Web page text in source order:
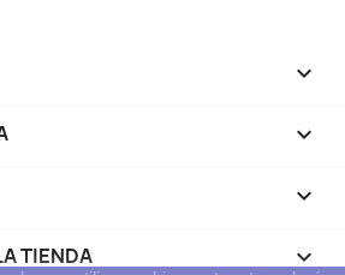



TIENDA keyboard_arrow_down